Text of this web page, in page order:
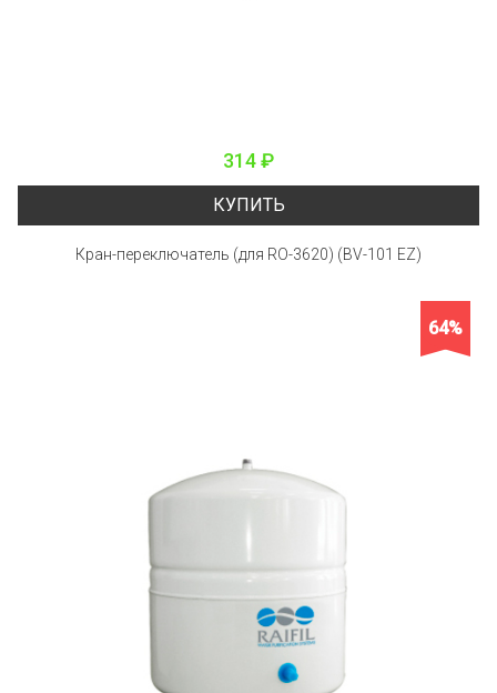
314 ₽
КУПИТЬ
Кран-переключатель (для RO-3620) (BV-101 EZ)
64%